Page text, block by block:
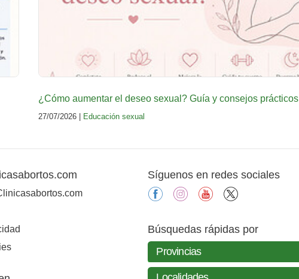
¿Cómo aumentar el deseo sexual? Guía y consejos prácticos
27/07/2026 | Educación sexual
Síguenos en redes sociales
facebookinstagramyoutube
Búsquedas rápidas por